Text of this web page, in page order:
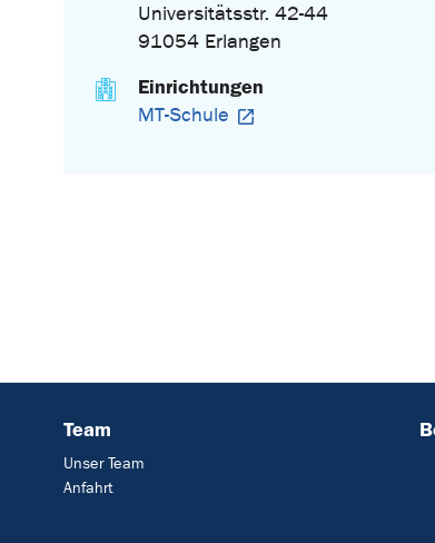
Universitätsstr. 42-44
91054 Erlangen
Einrichtungen
MT-Schule
Team
Unser Team
Anfahrt